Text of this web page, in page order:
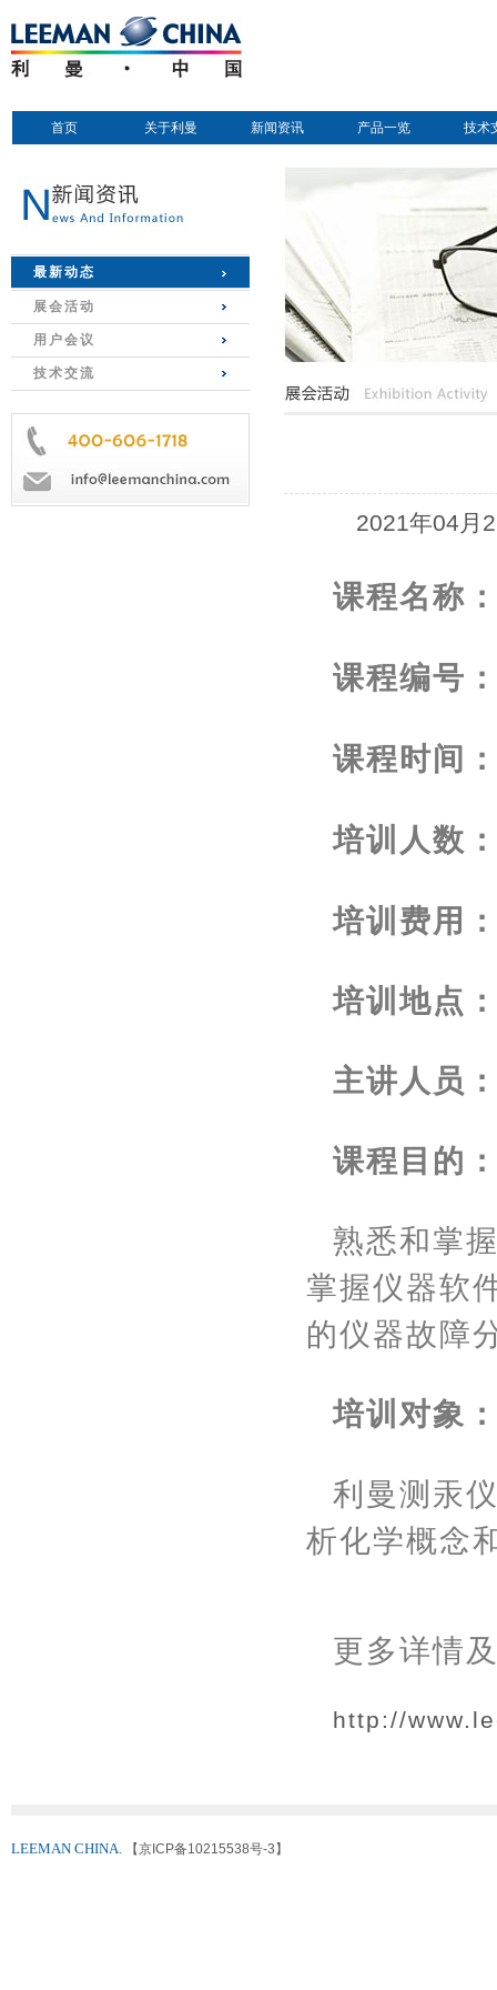
首页 关于利曼 新闻资讯 产品一览 技术
最新动态
展会活动
用户会议
技术交流
2021年04月
课程名称
课程编号
课程时间
培训人数
培训费用
培训地点
主讲人员
课程目的
熟悉和掌
掌握仪器软
的仪器故障
培训对象
利曼测汞
析化学概念
更多详情
http://
LEEMAN CHINA. 【京ICP备10215538号-3】